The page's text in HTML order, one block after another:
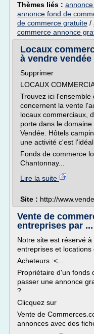
Thèmes liés :
annonce fond de
de commerce gratuite /
commerce annonce
Locaux
à vendre vendée
Supprimer
LOCAUX
Trouvez ici
concernent la vente
locaux commerciaux,
porte dans le
Vendée. Hôtels
une activité c'est l'idéal.
Fonds de commerce
Chantonnay...
Lire la suite
Site : http://
Vente de
entreprises par ...
Notre site est réservé
entreprises et locations
Acheteurs :<...
Propriétaire d'un fonds
passer une annonce
?
Clicquez sur
Vente de
annonces avec des